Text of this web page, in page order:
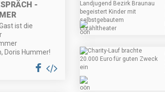
-
ist die
Doris Hummer!